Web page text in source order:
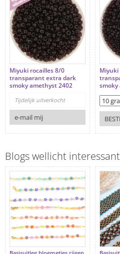
Miyuki rocailles 8/0
transparant extra dark
smoky amethyst 2402
Tijdelijk uitverkocht
e-mail mij
Miyuki
smoky
Blogs wellicht interessant